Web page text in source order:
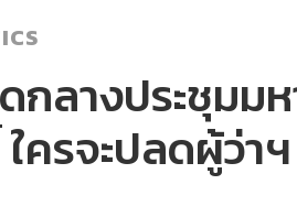
กลางประชุมม
ครจะปลดผู้ว่าฯ